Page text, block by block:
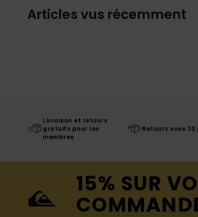
Articles vus récemment
Livraison et retours
gratuits pour les
membres
Retours sous 30
15% SUR